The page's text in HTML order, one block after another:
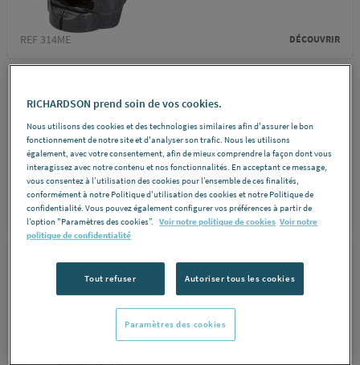
REF 314ME DÉCOUVRIR
CIRCULATEUR SOLAIRE
- Circulateur solaire
Evosta
REF 332MH DÉCOUVRIR
THERMADOR
ACCESSOIRES
SOLAIRES - Équilibrage
manuel - Vanne de...
RICHARDSON prend soin de vos cookies.
Nous utilisons des cookies et des technologies similaires afin d'assurer le bon
fonctionnement de notre site et d'analyser son trafic. Nous les utilisons
également, avec votre consentement, afin de mieux comprendre la façon dont vous
interagissez avec notre contenu et nos fonctionnalités. En acceptant ce message,
vous consentez à l’utilisation des cookies pour l’ensemble de ces finalités,
conformément à notre Politique d'utilisation des cookies et notre Politique de
confidentialité. Vous pouvez également configurer vos préférences à partir de
l’option "Paramètres des cookies”. Voir notre politique de cookies Voir notre
politique de confidentialité
Tout refuser Autoriser tous les cookies
Paramètres des cookies